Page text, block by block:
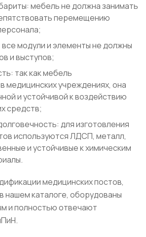
мебель не должна занимать
перемещению
модули и элементы не должны
и выступов;
так как мебель
медицинских учреждениях, она
и устойчивой к воздействию
средств;
для изготовления
используются ЛДСП, металл,
и устойчивые к химическим
медицинских постов,
нашем каталоге, оборудованы
и полностью отвечают